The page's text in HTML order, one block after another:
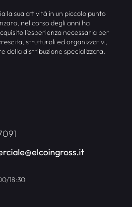
la sua attività in un piccolo punto
nel corso degli anni ha
l’esperienza necessaria per
strutturali ed organizzativi,
della distribuzione specializzata.
18:30